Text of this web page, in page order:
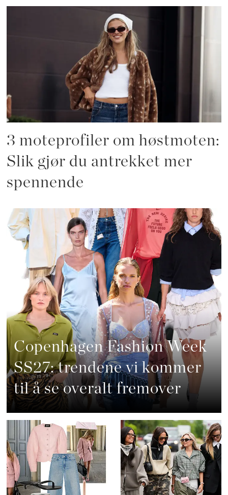
3 moteprofiler om høstmoten:
Slik gjør du antrekket mer
spennende
Copenhagen Fashion Week
SS27: trendene vi kommer
til å se overalt fremover